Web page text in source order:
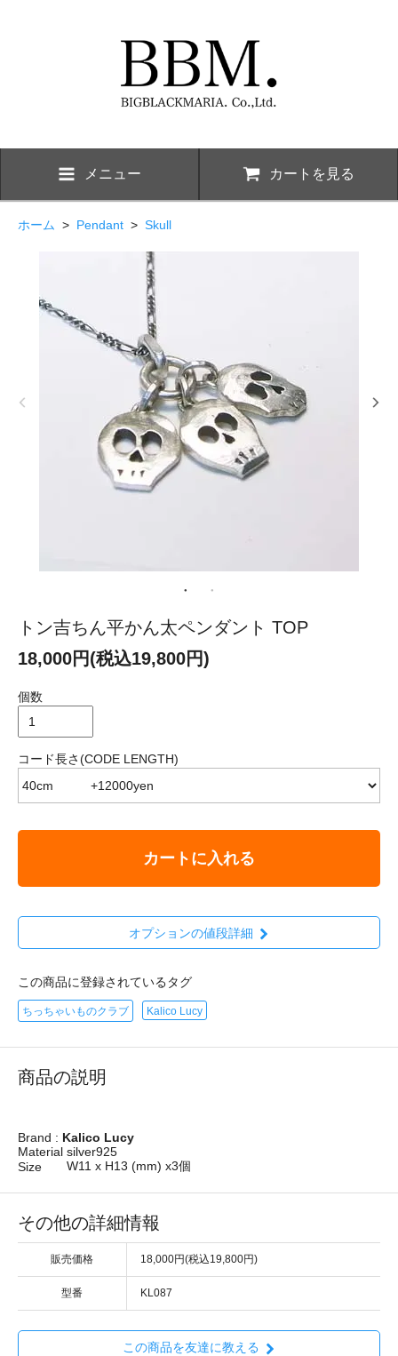
メニュー カートを見る
ホーム > Pendant > Skull
トン吉ちん平かん太ペンダント TOP
18,000円(税込19,800円)
個数
コード長さ(CODE LENGTH)
カートに入れる
オプションの値段詳細
この商品に登録されているタグ
ちっちゃいものクラブ Kalico Lucy
商品の説明
Brand : Kalico Lucy
Material silver925
Size
W11 x H13 (mm) x3個
その他の詳細情報
販売価格 18,000円(税込19,800円)
型番 KL087
この商品を友達に教える